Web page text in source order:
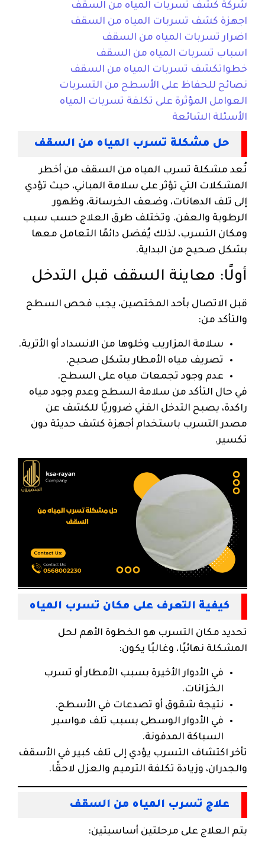
شركة كشف تسربات المياه من السقف
اجهزة كشف تسربات المياه من السقف
اضرار تسربات المياه من السقف
اسباب تسربات المياه من السقف
خطواتكشف تسربات المياه من السقف
نصائح للحفاظ على الأسطح من التسربات
العوامل المؤثرة على تكلفة تسربات المياه
الأسئلة الشائعة
حل مشكلة تسرب المياه من السقف
تُعد مشكلة تسرب المياه من السقف من أخطر
المشكلات التي تؤثر على سلامة المباني، حيث تؤدي
إلى تلف الدهانات، وضعف الخرسانة، وظهور
الرطوبة والعفن. وتختلف طرق العلاج حسب سبب
ومكان التسرب، لذلك يُفضل دائمًا التعامل معها
بشكل صحيح من البداية.
أولًا: معاينة السقف قبل التدخل
قبل الاتصال بأحد المختصين، يجب فحص السطح
والتأكد من:
سلامة المزاريب وخلوها من الانسداد أو الأتربة.
تصريف مياه الأمطار بشكل صحيح.
عدم وجود تجمعات مياه على السطح.
في حال التأكد من سلامة السطح وعدم وجود مياه
راكدة، يصبح التدخل الفني ضروريًا للكشف عن
مصدر التسرب باستخدام أجهزة كشف حديثة دون
تكسير.
كيفية التعرف على مكان تسرب المياه
تحديد مكان التسرب هو الخطوة الأهم لحل
المشكلة نهائيًا، وغالبًا يكون:
في الأدوار الأخيرة بسبب الأمطار أو تسرب
الخزانات.
نتيجة شقوق أو تصدعات في الأسطح.
في الأدوار الوسطى بسبب تلف مواسير
السباكة المدفونة.
تأخر اكتشاف التسرب يؤدي إلى تلف كبير في الأسقف
والجدران، وزيادة تكلفة الترميم والعزل لاحقًا.
علاج تسرب المياه من السقف
يتم العلاج على مرحلتين أساسيتين: